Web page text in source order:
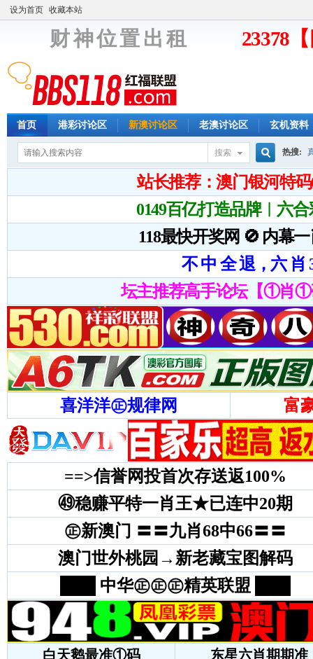
设为首页 收藏本站
财 神 位 置 出 租 23378
首页 港彩讨论区 新澳讨论区 老澳讨论区 玄机资料
搜索
搜
索
热搜: